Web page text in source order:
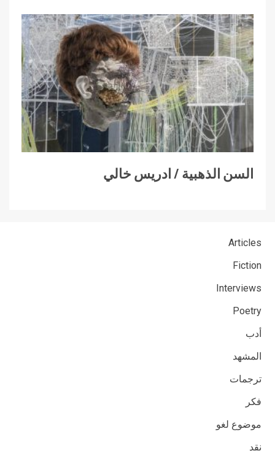
السن الذهبية / ادريس خالي
Articles
Fiction
Interviews
Poetry
أدب
المشهد
ترجمات
فكر
موضوع لغو
نقد